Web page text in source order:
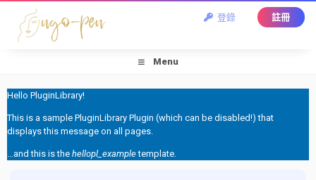
登錄 註冊
Menu
Hello PluginLibrary!
This is a sample PluginLibrary Plugin (which can be disabled!) that
displays this message on all pages.
...and this is the hellopl_exampletemplate.